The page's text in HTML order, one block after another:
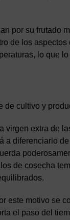
por su frutado
de los
lo que
de cultivo y
virgen extra de
diferenciarlo
de cosecha
este motivo se
el paso del